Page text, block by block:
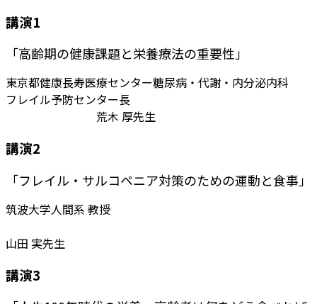
講演1
「高齢期の健康課題と栄養療法の重要性」
東京都健康長寿医療センター糖尿病・代謝・内分泌内科
フレイル予防センター長
荒木 厚先生
講演2
「フレイル・サルコペニア対策のための運動と食事」
筑波大学人間系 教授
山田 実先生
講演3